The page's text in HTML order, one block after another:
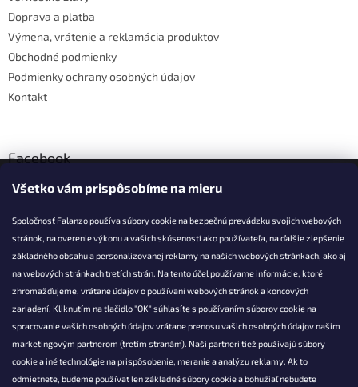
Všetko vám prispôsobíme na mieru
Spoločnosť Falanzo používa súbory cookie na bezpečnú prevádzku svojich webových
stránok, na overenie výkonu a vašich skúseností ako používateľa, na ďalšie zlepšenie
základného obsahu a personalizovanej reklamy na našich webových stránkach, ako aj
na webových stránkach tretích strán. Na tento účel používame informácie, ktoré
zhromažďujeme, vrátane údajov o používaní webových stránok a koncových
zariadení. Kliknutím na tlačidlo "OK" súhlasíte s používaním súborov cookie na
spracovanie vašich osobných údajov vrátane prenosu vašich osobných údajov našim
marketingovým partnerom (tretím stranám). Naši partneri tiež používajú súbory
cookie a iné technológie na prispôsobenie, meranie a analýzu reklamy. Ak to
odmietnete, budeme používať len základné súbory cookie a bohužiaľ nebudete
Doprava a platba
Výmena, vrátenie a reklamácia produktov
Obchodné podmienky
Podmienky ochrany osobných údajov
Kontakt
Facebook
Falanzo.sk
KONTAKT
info@falanzo.sk
Falanzo.sk
FalanzoSK